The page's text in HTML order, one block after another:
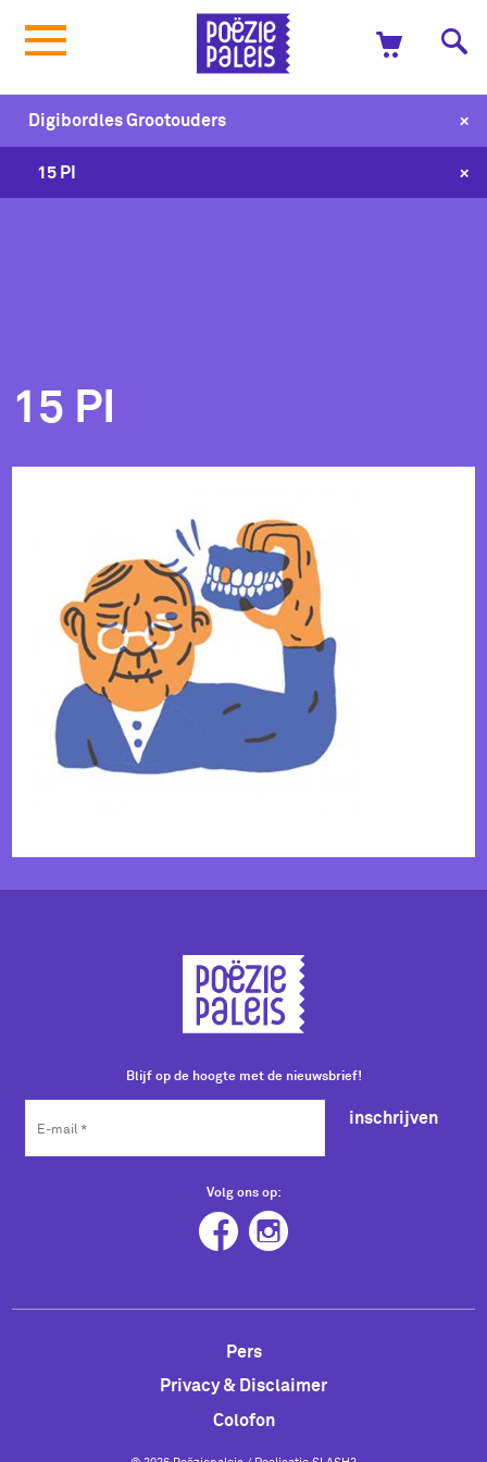
Digibordles Grootouders +
15 PI +
15 PI
Blijf op de hoogte met de nieuwsbrief!
inschrijven
Volg ons op:
Pers
Privacy & Disclaimer
Colofon